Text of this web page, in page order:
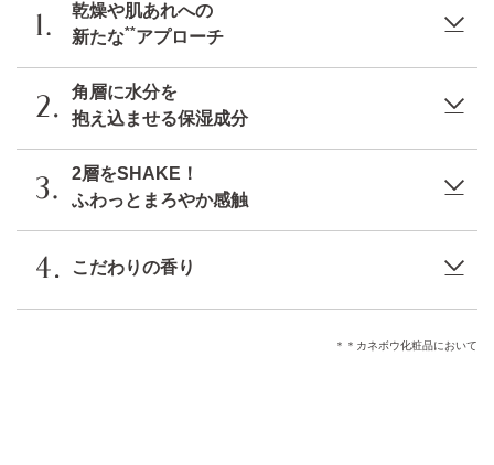
乾燥や肌あれへの
新たな**アプローチ
角層に水分を
抱え込ませる保湿成分
2層をSHAKE！
ふわっとまろやか感触
こだわりの香り
＊＊カネボウ化粧品において